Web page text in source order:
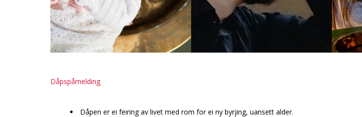
Dåpspåmelding
Dåpen er ei feiring av livet med rom for ei ny byrjing, uansett alder.